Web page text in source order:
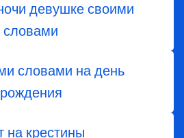
девушке своими
словами
словами на день
рождения
на крестины